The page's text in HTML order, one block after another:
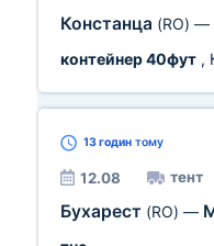
Констанца (RO) —
контейнер 40фут ,
13 годин тому
12.08 тент
Бухарест (RO) —